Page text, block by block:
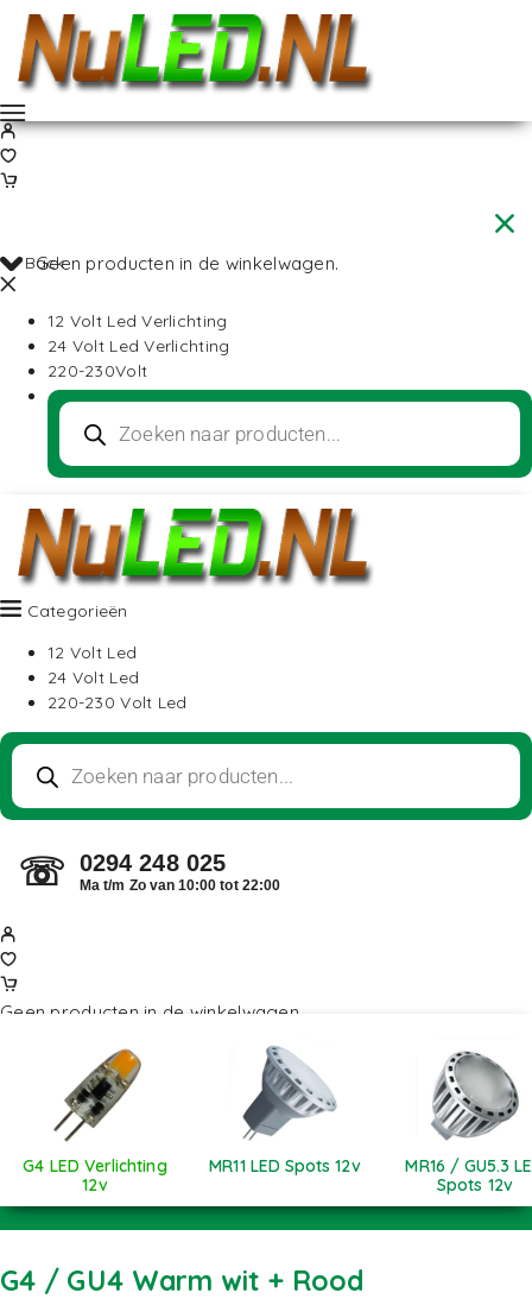
Geen producten in de winkelwagen.
Back
12 Volt Led Verlichting
24 Volt Led Verlichting
220-230Volt
Categorieën
12 Volt Led
24 Volt Led
220-230 Volt Led
☏ 0294 248 025
Ma t/m Zo van 10:00 tot 22:00
Geen producten in de winkelwagen.
G4 LED Verlichting
12v
MR11 LED Spots 12v
MR16 / GU5.3
Spots 12v
G4 / GU4 Warm wit + Rood